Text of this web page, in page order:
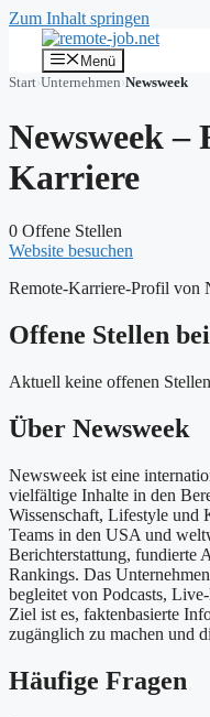
Zum Inhalt springen
Menü
Start›Unternehmen›Newsweek
Newsweek –
Karriere
0 Offene Stellen
Website besuchen
Remote-Karriere-Profil von
Offene Stellen
Aktuell keine offenen
Über Newsweek
Newsweek ist eine
vielfältige Inhalte in den
Wissenschaft, Lifestyle und
Teams in den USA und
Berichterstattung, fundierte
Rankings. Das
begleitet von Podcasts,
Ziel ist es, faktenbasierte
zugänglich zu machen und
Häufige Fragen